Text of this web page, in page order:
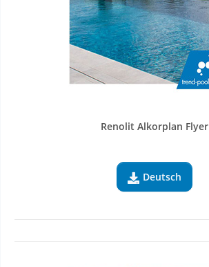
Renolit Alkorplan Flyer
 Deutsch